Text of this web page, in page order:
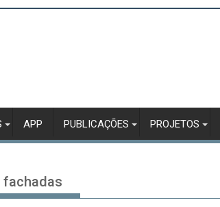
APP PUBLICAÇÕES PROJETOS
fachadas